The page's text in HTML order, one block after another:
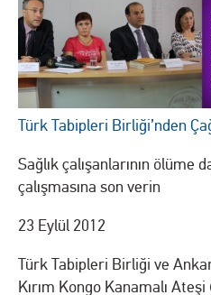
Türk Tabipleri Birliği’nden
Sağlık çalışanlarının ölüme
çalışmasına son verin
23 Eylül 2012
Türk Tabipleri Birliği ve
Kırım Kongo Kanamalı